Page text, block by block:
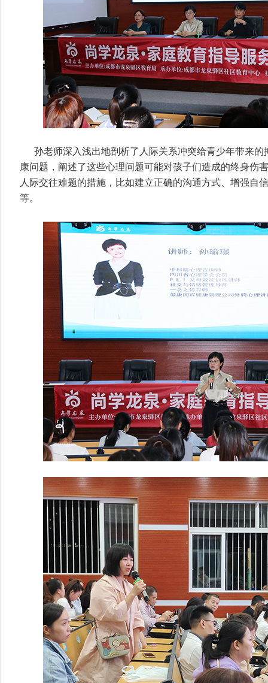
孙老师深入浅出地剖析了人际关系冲突给青少年带来
康问题，阐述了这些心理问题可能对孩子们造成的终身伤
人际交往难题的措施，比如建立正确的沟通方式、增强自
等。